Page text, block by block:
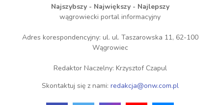
Najszybszy - Największy - Najlepszy
wągrowiecki portal informacyjny
Adres korespondencyjny: ul. ul. Taszarowska 11, 62-100
Wągrowiec
Redaktor Naczelny: Krzysztof Czapul
Skontaktuj się z nami: redakcja@onw.com.pl